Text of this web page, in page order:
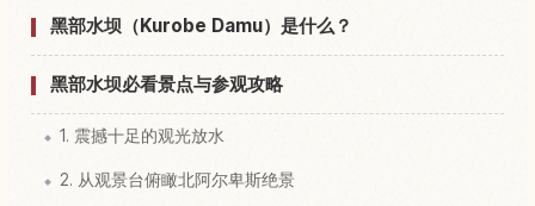
黑部水坝（Kurobe Damu）是什么？
黑部水坝必看景点与参观攻略
1. 震撼十足的观光放水
2. 从观景台俯瞰北阿尔卑斯绝景